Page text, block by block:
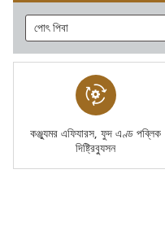
কঞ্জু্যমর এফিযারস, ফুদ এণ্ড পব্লিক
দিষ্ট্রিবু্যসন